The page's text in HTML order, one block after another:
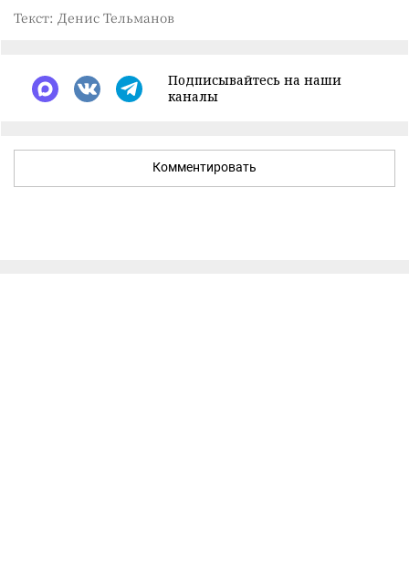
Текст: Денис Тельманов
Подписывайтесь на наши
каналы
Комментировать